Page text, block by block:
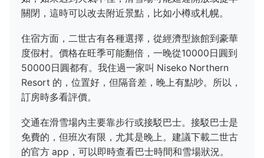
關閉，這時可以改去附近景點，比如小樽或札幌。
住宿方面，二世古有各種選擇，從經濟型旅館到豪華
度假村。價格在旺季可能翻倍，一晚從10000日圓到
50000日圓都有。我住過一家叫 Niseko Northern
Resort 的，位置好，但隔音差，晚上有點吵。所以，
訂房時多看評價。
交通在滑雪場內主要靠步行或接駁巴士。接駁巴士是
免費的，但班次有限，尤其是晚上。建議下載二世古
的官方 app，可以即時查看巴士時間和雪場狀況。